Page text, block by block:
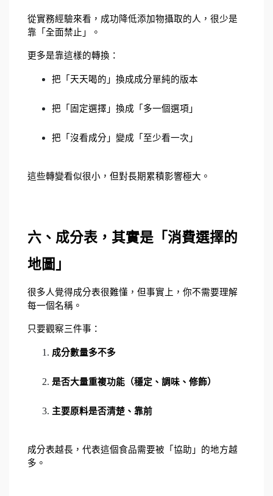
從實務經驗來看，成功降低添加物攝取的人，很少是
靠「全面禁止」。
更多是靠這樣的轉換：
把「天天喝的」換成成分單純的版本
把「固定選擇」換成「多一個選項」
把「沒看成分」變成「至少看一次」
這些轉變看似很小，但對長期累積影響極大。
六、成分表，其實是「消費選擇的
地圖」
很多人覺得成分表很難懂，但事實上，你不需要理解
每一個名稱。
只要觀察三件事：
成分數量多不多
是否大量重複功能（穩定、調味、修飾）
主要原料是否清楚、靠前
成分表越長，代表這個食品需要被「協助」的地方越
多。